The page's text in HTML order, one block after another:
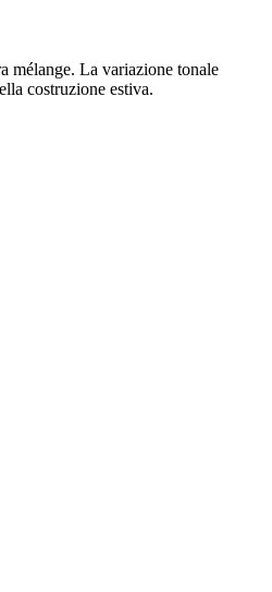
mélange. La variazione tonale
costruzione estiva.